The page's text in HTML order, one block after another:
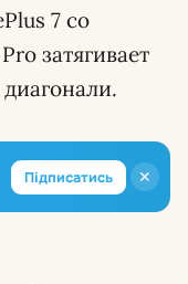
7 со
затягивает
✕
Підписатись